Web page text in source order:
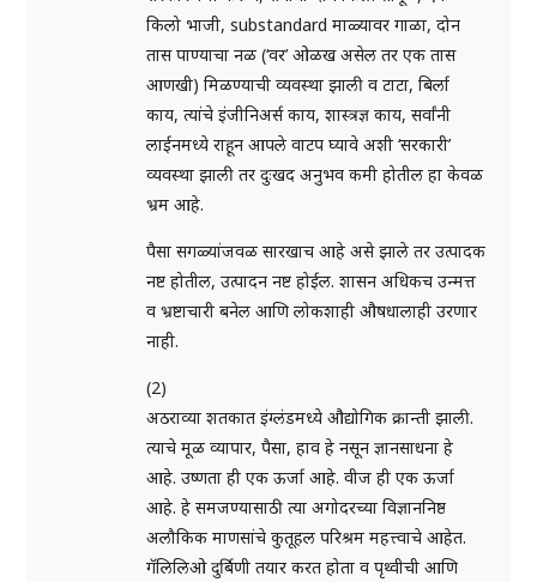
किलो भाजी, substandard माळ्यावर गाळा, दोन
तास पाण्याचा नळ (‘वर’ ओळख असेल तर एक तास
आणखी) मिळण्याची व्यवस्था झाली व टाटा, बिर्ला
काय, त्यांचे इंजीनिअर्स काय, शास्त्रज्ञ काय, सर्वांनी
लाईनमध्ये राहून आपले वाटप घ्यावे अशी ‘सरकारी’
व्यवस्था झाली तर दुःखद अनुभव कमी होतील हा केवळ
भ्रम आहे.
पैसा सगळ्यांजवळ सारखाच आहे असे झाले तर उत्पादक
नष्ट होतील, उत्पादन नष्ट होईल. शासन अधिकच उन्मत्त
व भ्रष्टाचारी बनेल आणि लोकशाही औषधालाही उरणार
नाही.
(2)
अठराव्या शतकात इंग्लंडमध्ये औद्योगिक क्रान्ती झाली.
त्याचे मूळ व्यापार, पैसा, हाव हे नसून ज्ञानसाधना हे
आहे. उष्णता ही एक ऊर्जा आहे. वीज ही एक ऊर्जा
आहे. हे समजण्यासाठी त्या अगोदरच्या विज्ञाननिष्ठ
अलौकिक माणसांचे कुतूहल परिश्रम महत्त्वाचे आहेत.
गॅलिलिओ दुर्बिणी तयार करत होता व पृथ्वीची आणि